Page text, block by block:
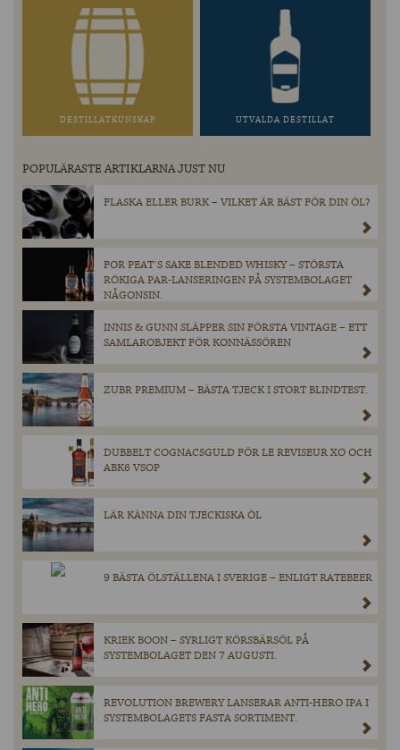
DESTILLATKUNSKAP UTVALDA DESTILLAT
POPULÄRASTE ARTIKLARNA JUST NU
FLASKA ELLER BURK – VILKET ÄR BÄST FÖR DIN ÖL?
FOR PEAT´S SAKE BLENDED WHISKY – STÖRSTA
RÖKIGA PAR-LANSERINGEN PÅ SYSTEMBOLAGET
NÅGONSIN.
INNIS & GUNN SLÄPPER SIN FÖRSTA VINTAGE – ETT
SAMLAROBJEKT FÖR KONNÄSSÖREN
ZUBR PREMIUM – BÄSTA TJECK I STORT BLINDTEST.
DUBBELT COGNACSGULD FÖR LE REVISEUR XO OCH
ABK6 VSOP
LÄR KÄNNA DIN TJECKISKA ÖL
9 BÄSTA ÖLSTÄLLENA I SVERIGE – ENLIGT RATEBEER
KRIEK BOON – SYRLIGT KÖRSBÄRSÖL PÅ
SYSTEMBOLAGET DEN 7 AUGUSTI.
REVOLUTION BREWERY LANSERAR ANTI-HERO IPA I
SYSTEMBOLAGETS FASTA SORTIMENT.